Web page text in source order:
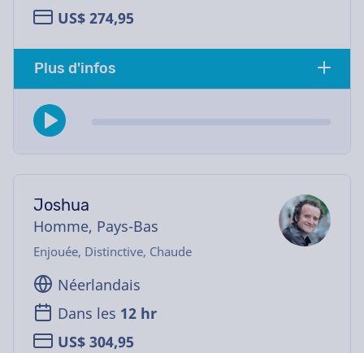
US$ 274,95
Plus d'infos
Joshua
Homme, Pays-Bas
Enjouée, Distinctive, Chaude
Néerlandais
Dans les 12 hr
US$ 304,95